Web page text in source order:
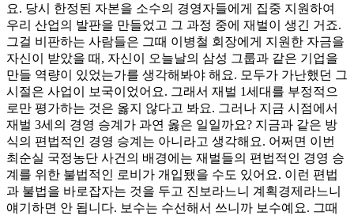
요. 당시 한정된 자본을 소수의 경영자들에게 집중 지원하여
우리 산업의 발판을 만들었고 그 과정 중에 재벌이 생긴 거죠.
그걸 비판하는 사람들은 그때 이병철 회장에게 지원한 자금을
자신이 받았을 때, 자신이 오늘날의 삼성 그룹과 같은 기업을
만들 역량이 있었는가를 생각해봐야 해요. 모두가 가난했던 그
시절은 사업이 보국이었어요. 그래서 재벌 1세대를 부정적으
로만 평가하는 것은 옳지 않다고 봐요. 그러나 지금 시점에서
재벌 3세의 경영 승계가 과연 옳은 일일까요? 지금과 같은 방
식의 편법적인 경영 승계는 아니라고 생각해요. 어쩌면 이번
최순실 국정농단 사건의 배경에는 재벌들의 편법적인 경영 승
계를 위한 불법적인 로비가 개입됐을 수도 있어요. 이런 편법
과 불법을 바로잡자는 것을 두고 진보라느니 계획경제라느니
얘기하면 안 됩니다. 보수는 수선해서 쓰니까 보수예요. 그때